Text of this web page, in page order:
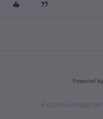
Forumvoorwaarden